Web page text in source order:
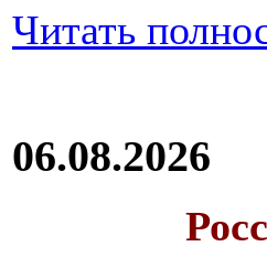
Читать
06.08.2026